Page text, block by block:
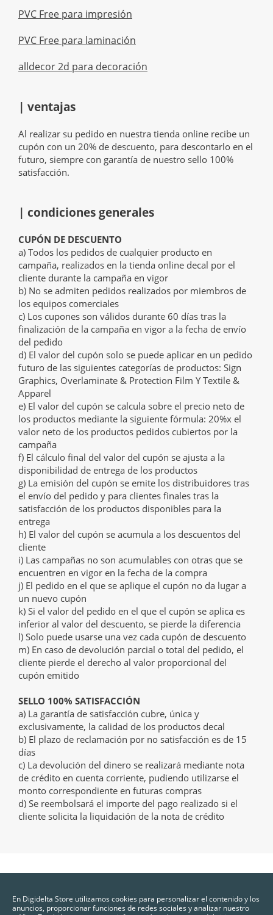
PVC Free para impresión
PVC Free para laminación
alldecor 2d para decoración
| ventajas
Al realizar su pedido en nuestra tienda online recibe un
cupón con un 20% de descuento, para descontarlo en el
futuro, siempre con garantía de nuestro sello 100%
satisfacción.
| condiciones generales
CUPÓN DE DESCUENTO
a) Todos los pedidos de cualquier producto en
campaña, realizados en la tienda online decal por el
cliente durante la campaña en vigor
b) No se admiten pedidos realizados por miembros de
los equipos comerciales
c) Los cupones son válidos durante 60 días tras la
finalización de la campaña en vigor a la fecha de envío
del pedido
d) El valor del cupón solo se puede aplicar en un pedido
futuro de las siguientes categorías de productos: Sign
Graphics, Overlaminate & Protection Film Y Textile &
Apparel
e) El valor del cupón se calcula sobre el precio neto de
los productos mediante la siguiente fórmula: 20%x el
valor neto de los productos pedidos cubiertos por la
campaña
f) El cálculo final del valor del cupón se ajusta a la
disponibilidad de entrega de los productos
g) La emisión del cupón se emite los distribuidores tras
el envío del pedido y para clientes finales tras la
satisfacción de los productos disponibles para la
entrega
h) El valor del cupón se acumula a los descuentos del
cliente
i) Las campañas no son acumulables con otras que se
encuentren en vigor en la fecha de la compra
j) El pedido en el que se aplique el cupón no da lugar a
un nuevo cupón
k) Si el valor del pedido en el que el cupón se aplica es
inferior al valor del descuento, se pierde la diferencia
l) Solo puede usarse una vez cada cupón de descuento
m) En caso de devolución parcial o total del pedido, el
cliente pierde el derecho al valor proporcional del
cupón emitido
SELLO 100% SATISFACCIÓN
a) La garantía de satisfacción cubre, única y
exclusivamente, la calidad de los productos decal
b) El plazo de reclamación por no satisfacción es de 15
días
c) La devolución del dinero se realizará mediante nota
de crédito en cuenta corriente, pudiendo utilizarse el
monto correspondiente en futuras compras
d) Se reembolsará el importe del pago realizado si el
cliente solicita la liquidación de la nota de crédito
En Digidelta Store utilizamos cookies para personalizar el contenido y los
anuncios, proporcionar funciones de redes sociales y analizar nuestro